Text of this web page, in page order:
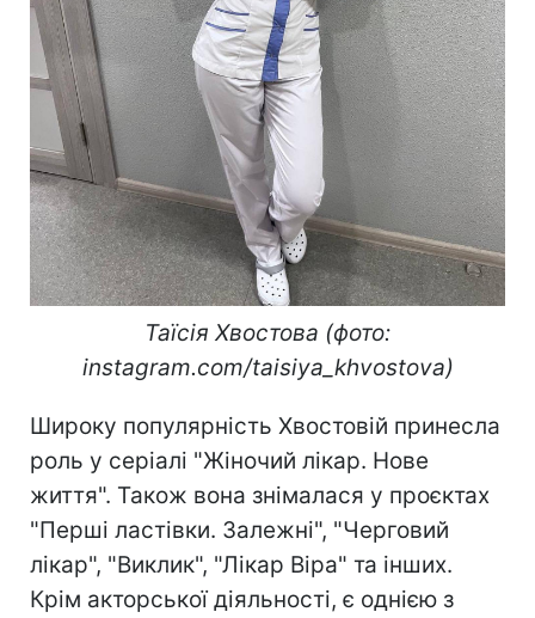
Таїсія Хвостова (фото:
instagram.com/taisiya_khvostova)
Широку популярність Хвостовій принесла
роль у серіалі "Жіночий лікар. Нове
життя". Також вона знімалася у проєктах
"Перші ластівки. Залежні", "Черговий
лікар", "Виклик", "Лікар Віра" та інших.
Крім акторської діяльності, є однією з